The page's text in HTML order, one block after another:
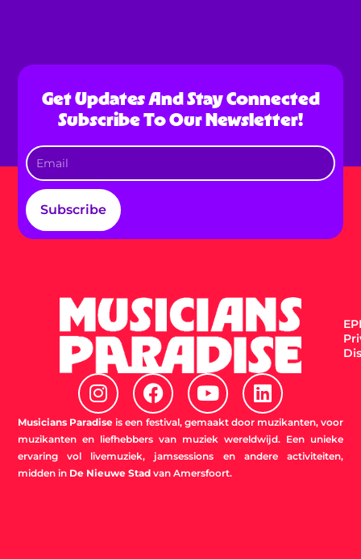
Get Updates And Stay Connected
Subscribe To Our Newsletter!
Subscribe
I
n
s
t
a
g
F
a
c
e
b
o
Y
o
u
t
u
b
L
i
n
k
e
Musicians Paradise is een festival, gemaakt door muzikanten, voor
muzikanten en liefhebbers van muziek wereldwijd. Een unieke
ervaring vol livemuziek, jamsessions en andere activiteiten,
midden in De Nieuwe Stadvan Amersfoort.